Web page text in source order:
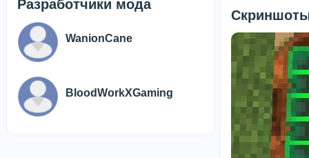
Разработчики мода
WanionCane
BloodWorkXGaming